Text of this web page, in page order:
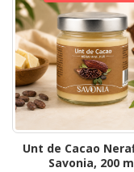
Unt de Cacao
Savonia, 200